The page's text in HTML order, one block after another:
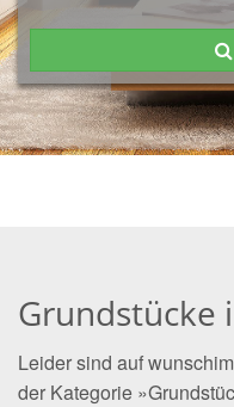
Grundstücke
Leider sind auf
der Kategorie